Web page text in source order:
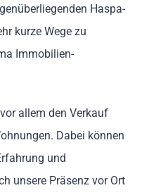
Haspa-
kurze Wege zu
Immobilien-
allem den Verkauf
Dabei können
und
unsere Präsenz vor Ort